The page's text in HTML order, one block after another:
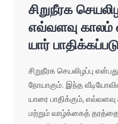
சிறுநீரக
எவ்வளவு காலம்
யார்
சிறுநீரக செயலிழப்பு
நோயாகும். இந்த
யாரை பாதிக்கும், எவ்வளவு
மற்றும் வாழ்க்கைத்